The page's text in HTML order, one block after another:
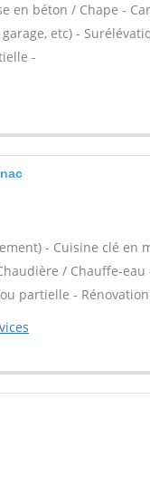
en béton / Chape -
etc) -
-
- Cuisine clé en
/ Chauffe-
partielle -